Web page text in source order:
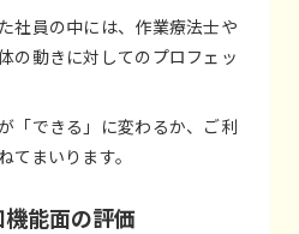
社員の中には、作業療法士や
の動きに対してのプロフェッ
「できる」に変わるか、ご利
てまいります。
能面の評価